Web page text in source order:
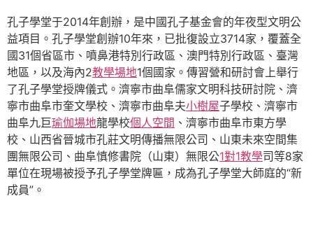
孔子學堂于2014年創辦，是中國孔子基金會的年夜型文明公
益項目。孔子學堂創辦10年來，已批復設立3714家，覆蓋全
國31個省區市、噴鼻港特別行政區、澳門特別行政區、臺灣
地區，以及海內2教學場地1個國家。傳習營和研討會上舉行
了孔子學堂授牌儀式。濟寧市曲阜儒家文明科技研討院、濟
寧市曲阜市奎文學校、濟寧市曲阜夫小樹屋子學校、濟寧市
曲阜九巨瑜伽場地龍學校個人空間 、濟寧市曲阜市東方學
校、山西省晉城市孔莊文明傳播無限公司、山東未來空間集
團無限公司、曲阜慎修書院（山東）無限公1對1教學司等8家
單位在現場被授予孔子學堂牌匾，成為孔子學堂大師庭的“新
成員”。